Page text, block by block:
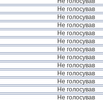
Не голосував
Не голосував
Не голосував
Не голосував
Не голосував
Не голосував
Не голосував
Не голосував
Не голосував
Не голосував
Не голосував
Не голосував